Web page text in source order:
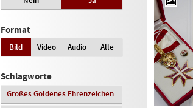
Format
Bild Video Audio Alle
Schlagworte
Großes Goldenes Ehrenzeichen